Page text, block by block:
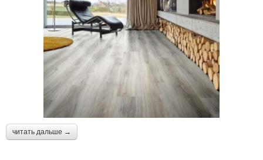
читать дальше →